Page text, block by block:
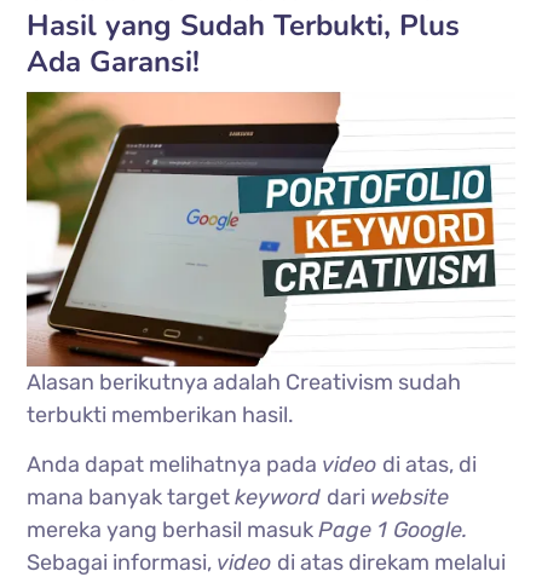
Hasil yang Sudah Terbukti, Plus
Ada Garansi!
Alasan berikutnya adalah Creativism sudah
terbukti memberikan hasil.
Anda dapat melihatnya pada video di atas, di
mana banyak targetkeyword dari website
mereka yang berhasil masukPage 1 Google.
Sebagai informasi, video di atas direkam melalui